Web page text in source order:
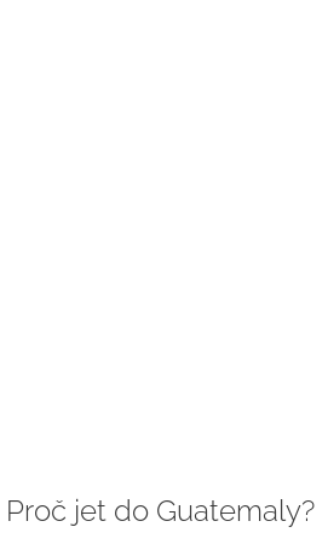
Proč jet do Guatemaly?